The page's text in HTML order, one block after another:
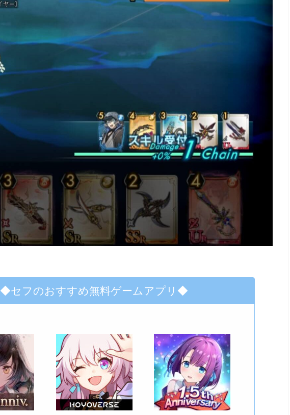
◆セフのおすすめ無料ゲームアプリ◆